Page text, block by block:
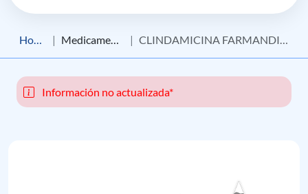
Home Medicamento CLINDAMICINA FARMANDINA
Información no actualizada*